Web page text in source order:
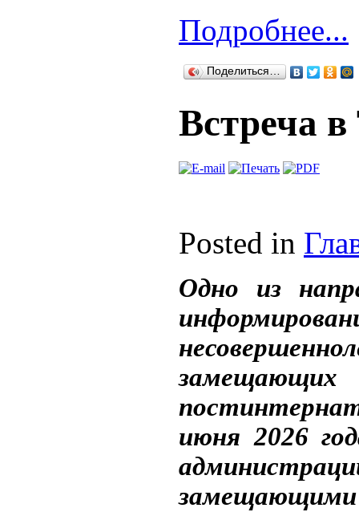
Подробнее...
Поделиться…
Встреча
Posted in
Одно из
июня 2026
замещающими